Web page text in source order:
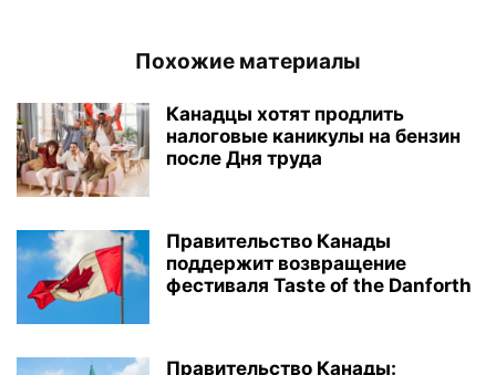
Похожие материалы
Канадцы хотят продлить
налоговые каникулы на бензин
после Дня труда
Правительство Канады
поддержит возвращение
фестиваля Taste of the Danforth
Правительство Канады: